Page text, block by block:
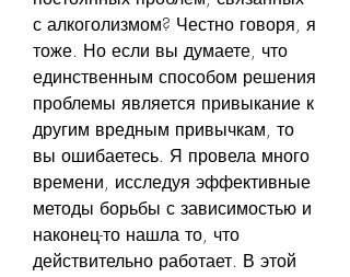
с алкоголизмом? Честно говоря, я
тоже. Но если вы думаете, что
единственным способом решения
проблемы является привыкание к
другим вредным привычкам, то
вы ошибаетесь. Я провела много
времени, исследуя эффективные
методы борьбы с зависимостью и
наконец-то нашла то, что
действительно работает. В этой